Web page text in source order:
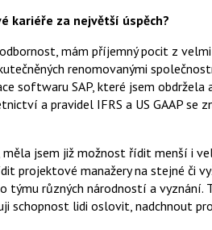
kariéře za největší úspěch?
mám příjemný pocit z
renomovanými
softwaru SAP, které jsem obdržela
a pravidel IFRS a US GAAP
jsem již možnost řídit menší i
projektové manažery na stejné či
týmu různých národností a vyznání.
schopnost lidi oslovit, nadchnout